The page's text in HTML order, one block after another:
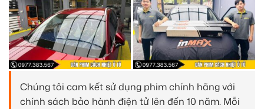
Chúng tôi cam kết sử dụng phim chính hãng với
chính sách bảo hành điện tử lên đến 10 năm. Mỗi